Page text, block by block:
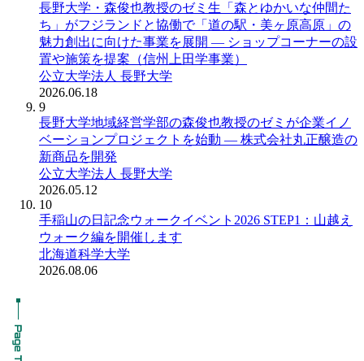
長野大学・森俊也教授のゼミ生「森とゆかいな仲間た
ち」がフジランドと協働で「道の駅・美ヶ原高原」の
魅力創出に向けた事業を展開 ― ショップコーナーの設
置や施策を提案（信州上田学事業）
公立大学法人 長野大学
2026.06.18
9
長野大学地域経営学部の森俊也教授のゼミが企業イノ
ベーションプロジェクトを始動 ― 株式会社丸正醸造の
新商品を開発
公立大学法人 長野大学
2026.05.12
10
手稲山の日記念ウォークイベント2026 STEP1：山越え
ウォーク編を開催します
北海道科学大学
2026.08.06